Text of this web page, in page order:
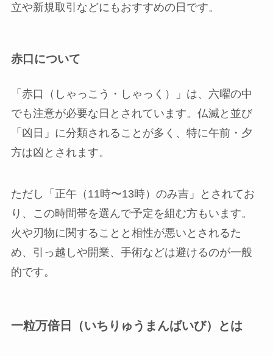
立や新規取引などにもおすすめの日です。
赤口について
「赤口（しゃっこう・しゃっく）」は、六曜の中
でも注意が必要な日とされています。仏滅と並び
「凶日」に分類されることが多く、特に午前・夕
方は凶とされます。
ただし「正午（11時〜13時）のみ吉」とされてお
り、この時間帯を選んで予定を組む方もいます。
火や刃物に関することと相性が悪いとされるた
め、引っ越しや開業、手術などは避けるのが一般
的です。
一粒万倍日（いちりゅうまんばいび）とは